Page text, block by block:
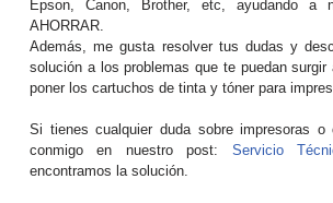
Epson, Canon, Brother, etc, ayudando a
AHORRAR.
Además, me gusta resolver tus dudas y
solución a los problemas que te puedan
poner los cartuchos de tinta y tóner para
Si tienes cualquier duda sobre impresoras o
conmigo en nuestro post: Servicio
encontramos la solución.